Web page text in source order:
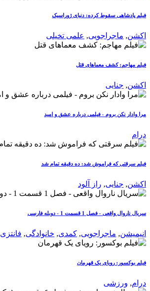
فیلم پادشاهی سقوط کرده: دنیای ژوراسیک
اکشن, ماجراجویی, علمی تخیلی
فیلم مهاجم: کشف معماهای قتل
اکشن, جنایی
مرا وادار نکن بروم - فیلمی درباره عشق و امید
درام
فیلم سرقتی که فراموش شد: ده دقیقه تمام شد
اکشن, جنایی, راز آلود
سریال ناروال واقعی - فصل 1 قسمت 1 - دوبله فارسی
انیمیشن, ماجراجویی, کمدی, خانوادگی, فانتزی
فیلم بوکسور: رویای یک قهرمان
درام, ورزشی